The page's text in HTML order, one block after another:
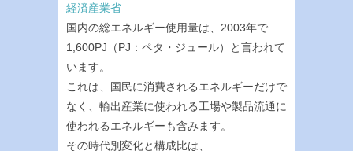
経済産業省
国内の総エネルギー使用量は、2003年で
1,600PJ（PJ：ペタ・ジュール）と言われて
います。
これは、国民に消費されるエネルギーだけで
なく、輸出産業に使われる工場や製品流通に
使われるエネルギーも含みます。
その時代別変化と構成比は、